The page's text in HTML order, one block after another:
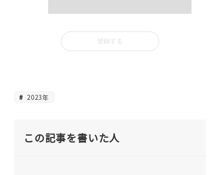
2023年
この記事を書いた人